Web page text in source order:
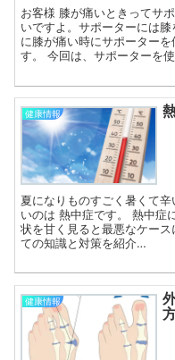
お客様 膝が痛いときってサ
いですよ。サポーターには
に膝が痛い時にサポーター
す。 今回は、サポーターを
健康情報
夏になりものすごく暑くて
いのは 熱中症です。 熱中症
状を甘く見ると最悪なケー
ての知識と対策を紹介…
健康情報